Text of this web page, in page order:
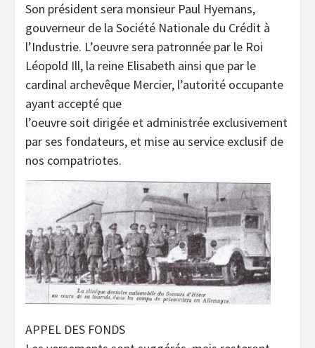
Son président sera monsieur Paul Hyemans,
gouverneur de la Société Nationale du Crédit à
l’Industrie. L’oeuvre sera patronnée par le Roi
Léopold Ill, la reine Elisabeth ainsi que par le
cardinal archevêque Mercier, l’autorité occupante
ayant accepté que
l’oeuvre soit dirigée et administrée exclusivement
par ses fondateurs, et mise au service exclusif de
nos compatriotes.
APPEL DES FONDS